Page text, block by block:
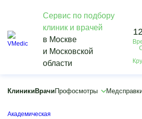
Сервис по подбору
клиник и врачей
в Москве
и Московской
области
Клиники Врачи Профосмотры
Vmedic
Диагностика
Другие исследования
Анализ мочи на 10 видов наркотиков
Академическая